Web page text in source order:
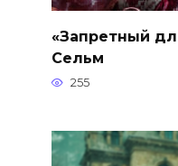
«Запретный
Сельм
255